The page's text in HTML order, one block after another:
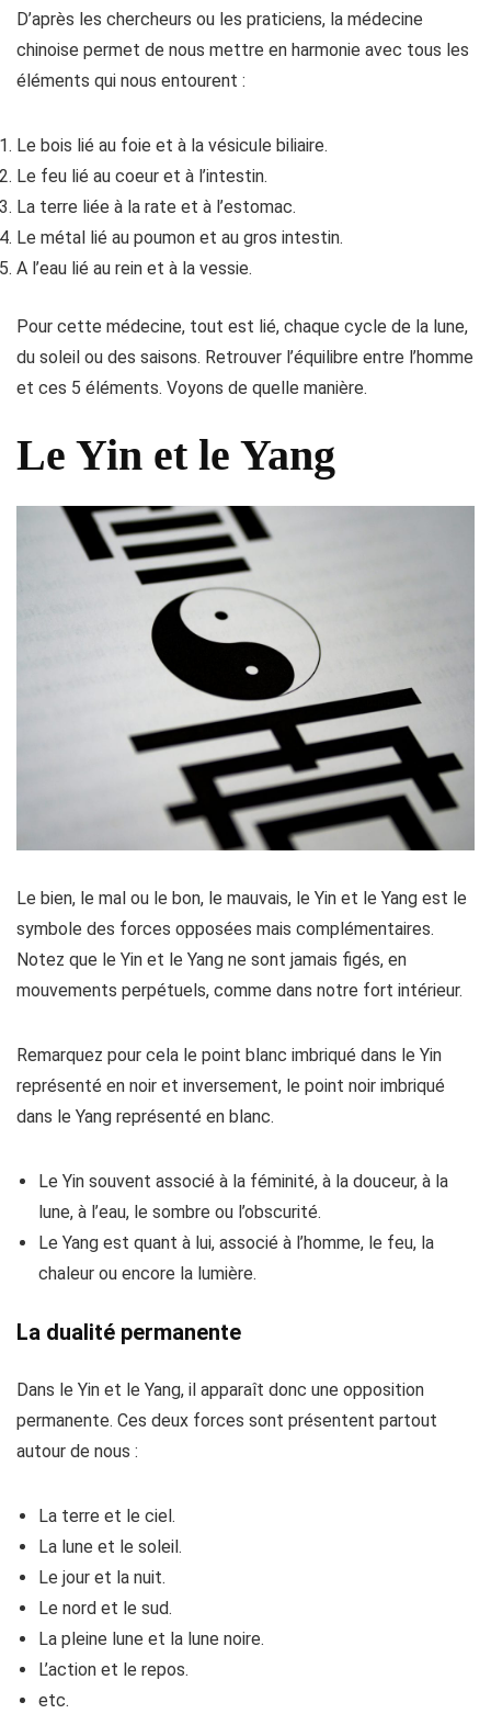
D’après les chercheurs ou les praticiens, la médecine
chinoise permet de nous mettre en harmonie avec tous les
éléments qui nous entourent :
Le bois lié au foie et à la vésicule biliaire.
Le feu lié au coeur et à l’intestin.
La terre liée à la rate et à l’estomac.
Le métal lié au poumon et au gros intestin.
A l’eau lié au rein et à la vessie.
Pour cette médecine, tout est lié, chaque cycle de la lune,
du soleil ou des saisons. Retrouver l’équilibre entre l’homme
et ces 5 éléments. Voyons de quelle manière.
Le Yin et le Yang
Le bien, le mal ou le bon, le mauvais, le Yin et le Yang est le
symbole des forces opposées mais complémentaires.
Notez que le Yin et le Yang ne sont jamais figés, en
mouvements perpétuels, comme dans notre fort intérieur.
Remarquez pour cela le point blanc imbriqué dans le Yin
représenté en noir et inversement, le point noir imbriqué
dans le Yang représenté en blanc.
Le Yin souvent associé à la féminité, à la douceur, à la
lune, à l’eau, le sombre ou l’obscurité.
Le Yang est quant à lui, associé à l’homme, le feu, la
chaleur ou encore la lumière.
La dualité permanente
Dans le Yin et le Yang, il apparaît donc une opposition
permanente. Ces deux forces sont présentent partout
autour de nous :
La terre et le ciel.
La lune et le soleil.
Le jour et la nuit.
Le nord et le sud.
La pleine lune et la lune noire.
L’action et le repos.
etc.